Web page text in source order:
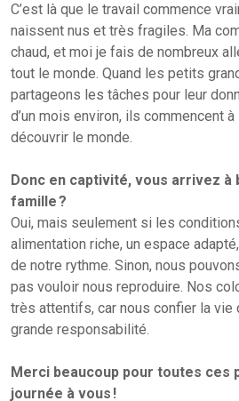
C’est là que le travail commence
naissent nus et très fragiles. Ma
chaud, et moi je fais de nombreux
tout le monde. Quand les petits
partageons les tâches pour leur
d’un mois environ, ils commencent
découvrir le monde.
Donc en captivité, vous arrivez à
famille ?
Oui, mais seulement si les
alimentation riche, un espace
de notre rythme. Sinon, nous
pas vouloir nous reproduire. Nos
très attentifs, car nous confier la vie
grande responsabilité.
Merci beaucoup pour toutes ces
journée à vous !